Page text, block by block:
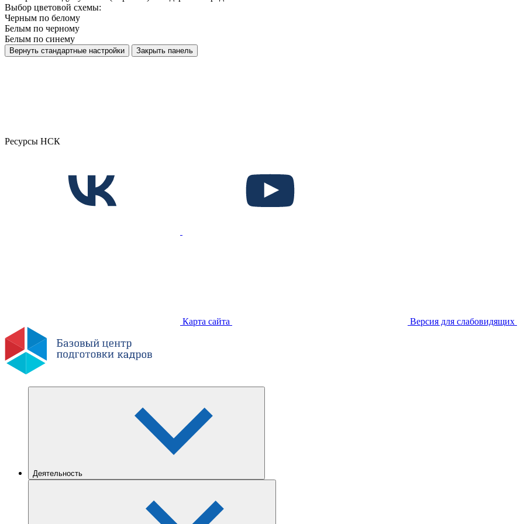
Выбор цветовой схемы:
Черным по белому
Белым по черному
Белым по синему
Вернуть стандартные настройки Закрыть панель
Ресурсы НСК
Карта сайта Версия для слабовидящих
Деятельность